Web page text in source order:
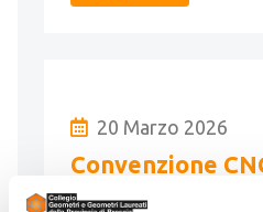
20 Marzo 2026
Convenzione
Federbalneari e